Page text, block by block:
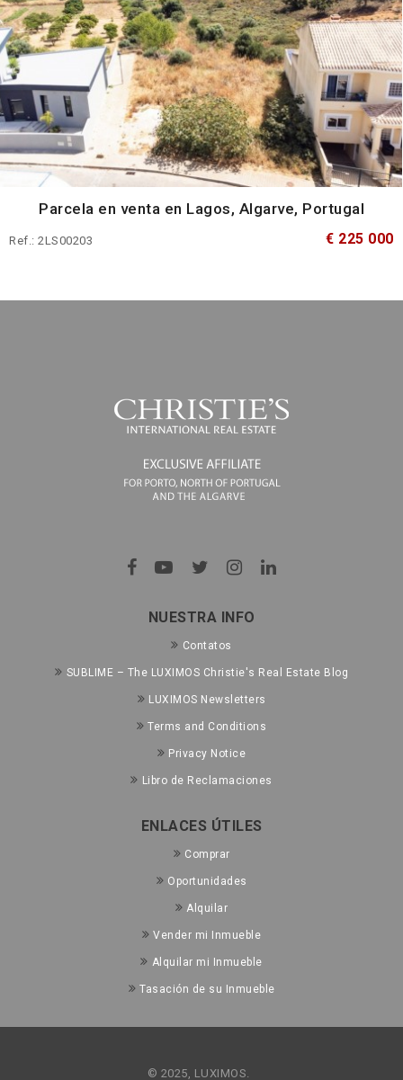
Parcela en venta en Lagos, Algarve, Portugal
Ref.: 2LS00203 € 225 000
NUESTRA INFO
Contatos
SUBLIME – The LUXIMOS Christie's Real Estate Blog
LUXIMOS Newsletters
Terms and Conditions
Privacy Notice
Libro de Reclamaciones
ENLACES ÚTILES
Comprar
Oportunidades
Alquilar
Vender mi Inmueble
Alquilar mi Inmueble
Tasación de su Inmueble
© 2025, LUXIMOS.